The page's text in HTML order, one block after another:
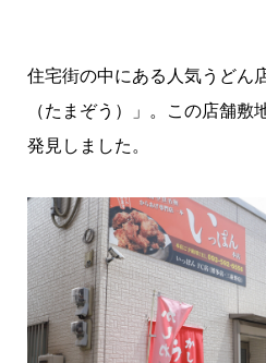
住宅街の中にある人気うどん
（たまぞう）」。この店舗
発見しました。